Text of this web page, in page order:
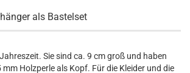
als Bastelset
Sie sind ca. 9 cm groß und haben
Holzperle als Kopf. Für die Kleider und die